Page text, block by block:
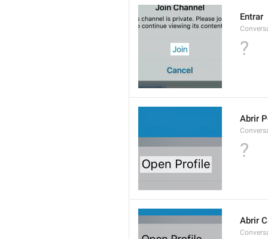
Entrar
?
Abrir
?
Abrir